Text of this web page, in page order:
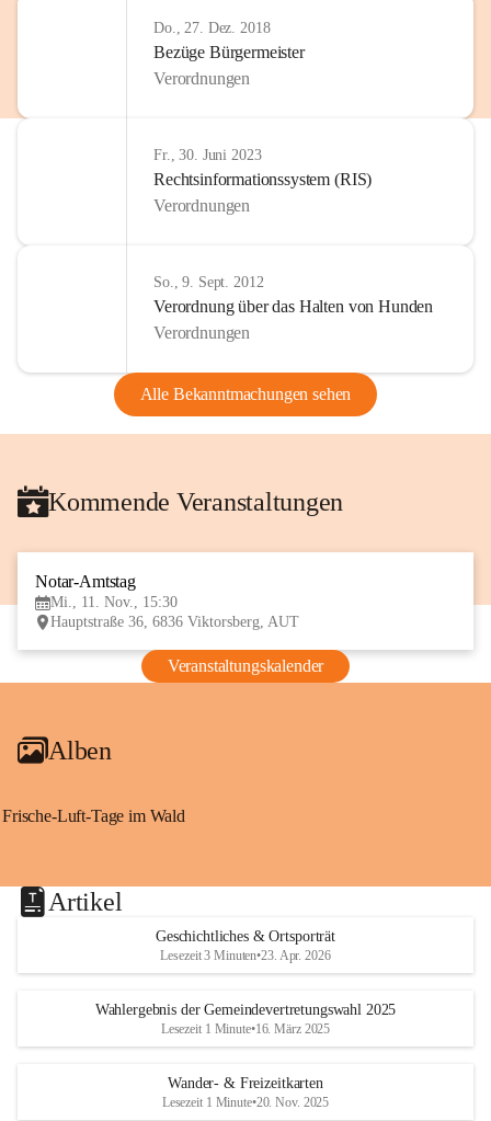
Do., 27. Dez. 2018
Bezüge Bürgermeister
Verordnungen
Fr., 30. Juni 2023
Rechtsinformationssystem (RIS)
Verordnungen
So., 9. Sept. 2012
Verordnung über das Halten von Hunden
Verordnungen
Alle Bekanntmachungen sehen
Kommende Veranstaltungen
Notar-Amtstag
Mi., 11. Nov., 15:30
Hauptstraße 36, 6836 Viktorsberg, AUT
Veranstaltungskalender
Alben
Frische-Luft-Tage im Wald
Artikel
Geschichtliches & Ortsporträt
Lesezeit 3 Minuten•23. Apr. 2026
Wahlergebnis der Gemeindevertretungswahl 2025
Lesezeit 1 Minute•16. März 2025
Wander- & Freizeitkarten
Lesezeit 1 Minute•20. Nov. 2025